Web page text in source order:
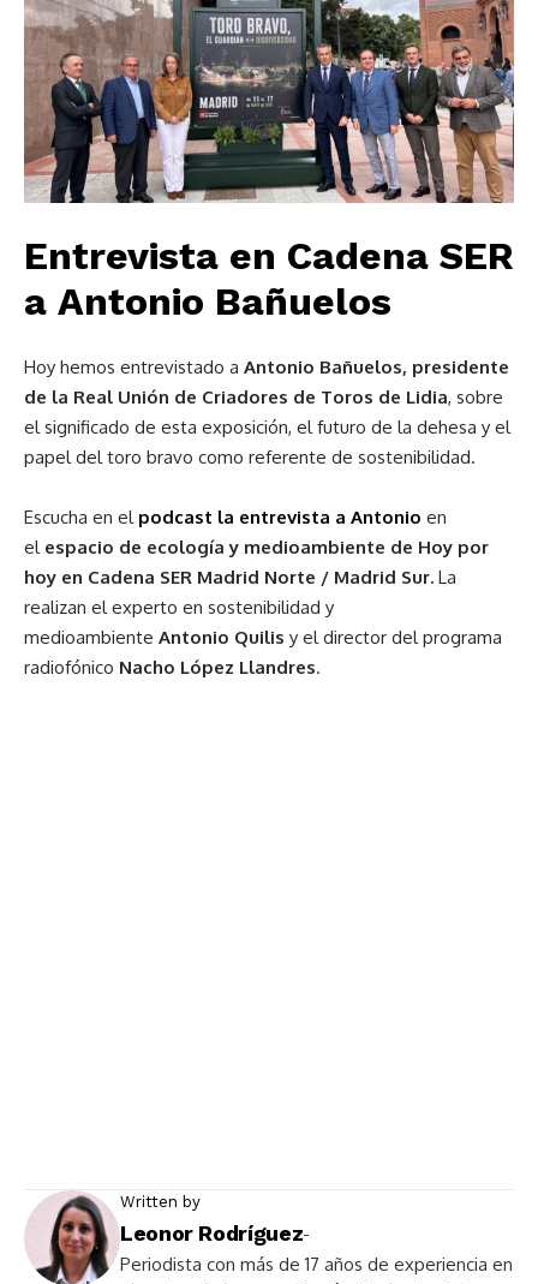
Entrevista en Cadena SER
a Antonio Bañuelos
Hoy hemos entrevistado a Antonio Bañuelos, presidente
de la Real Unión de Criadores de Toros de Lidia, sobre
el significado de esta exposición, el futuro de la dehesa y el
papel del toro bravo como referente de sostenibilidad.
Escucha en el podcast la entrevista a Antonio en
el espacio de ecología y medioambiente de Hoy por
hoy en Cadena SER Madrid Norte / Madrid Sur. La
realizan el experto en sostenibilidad y
medioambiente Antonio Quilis y el director del programa
radiofónico Nacho López Llandres.
Written by
Leonor Rodríguez-
Periodista con más de 17 años de experiencia en